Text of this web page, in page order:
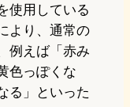
使用している
より、通常の
例えば「赤み
色っぽくな
る」といった